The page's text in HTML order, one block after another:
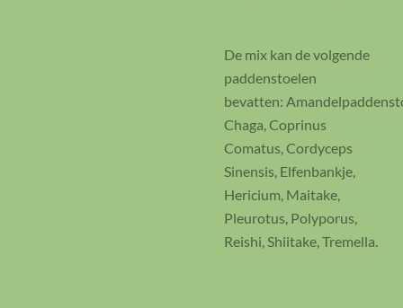
De mix kan de volgende
paddenstoelen
bevatten:
Chaga, Coprinus
Comatus, Cordyceps
Sinensis, Elfenbankje,
Hericium, Maitake,
Pleurotus, Polyporus,
Reishi, Shiitake, Tremella.